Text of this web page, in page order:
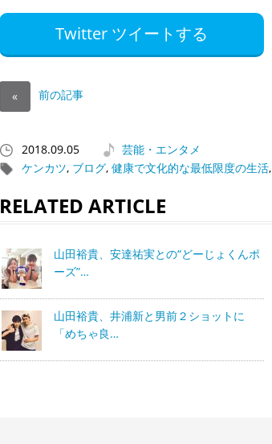
Twitter ツイートする
« 前の記事
2018.09.05
芸能・エンタメ
ケンカツ, ブログ, 健康で文化的な最低限度の生活,
RELATED ARTICLE
山田裕貴、安達祐実との“どーじょくんポ
ーズ”…
山田裕貴、井浦新と男前２ショットに
「めちゃ良…